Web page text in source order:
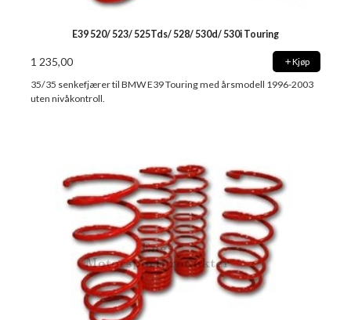
E39 520/ 523/ 525Tds/ 528/ 530d/ 530i Touring
1 235,00 Kjøp
35/35 senkefjærer til BMW E39 Touring med årsmodell 1996-2003
uten nivåkontroll.